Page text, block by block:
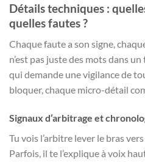
Détails techniques :
quelles fautes ?
Chaque faute a son signe,
n’est pas juste des mots dans
qui demande une vigilance de
bloquer, chaque micro-détail
Signaux d’arbitrage et
Tu vois l’arbitre lever le bras
Parfois, il te l’explique à voix